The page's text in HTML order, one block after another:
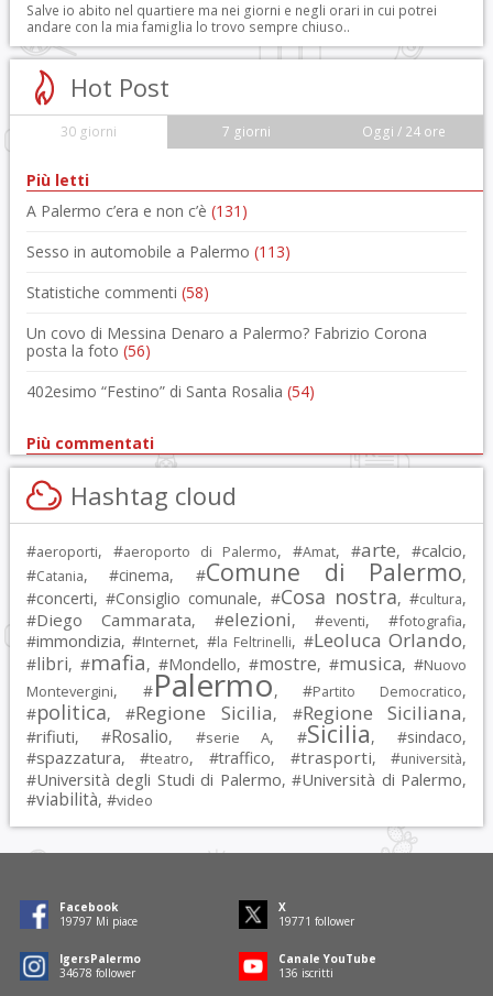
Salve io abito nel quartiere ma nei giorni e negli orari in cui potrei
andare con la mia famiglia lo trovo sempre chiuso..
Hot Post
30 giorni 7 giorni Oggi / 24 ore
Più letti
A Palermo c’era e non c’è (131)
Sesso in automobile a Palermo (113)
Statistiche commenti (58)
Un covo di Messina Denaro a Palermo? Fabrizio Corona
posta la foto (56)
402esimo “Festino” di Santa Rosalia (54)
Più commentati
Hashtag cloud
#aeroporti, #aeroporto di Palermo, #Amat, #arte, #calcio,
#Catania, #cinema, #Comune di Palermo,
#concerti, #Consiglio comunale, #Cosa nostra, #cultura,
#Diego Cammarata, #elezioni, #eventi, #fotografia,
#immondizia, #Internet, #la Feltrinelli, #Leoluca Orlando,
#libri, #mafia, #Mondello, #mostre, #musica, #Nuovo
Montevergini, #Palermo, #Partito Democratico,
#politica, #Regione Sicilia, #Regione Siciliana,
#rifiuti, #Rosalio, #serie A, #Sicilia, #sindaco,
#spazzatura, #teatro, #traffico, #trasporti, #università,
#Università degli Studi di Palermo, #Università di Palermo,
#viabilità, #video
Facebook
19797 Mi piace
X
19771 follower
IgersPalermo
34678 follower
Canale YouTube
136 iscritti